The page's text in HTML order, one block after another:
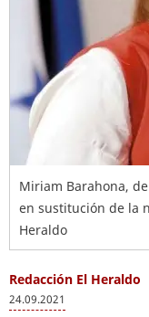
Miriam Barahona,
en sustitución de la
Heraldo
Redacción El Heraldo
24.09.2021